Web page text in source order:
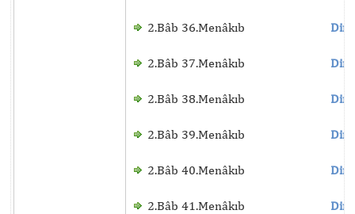
2.Bâb 36.Menâkıb
2.Bâb 37.Menâkıb
2.Bâb 38.Menâkıb
2.Bâb 39.Menâkıb
2.Bâb 40.Menâkıb
2.Bâb 41.Menâkıb